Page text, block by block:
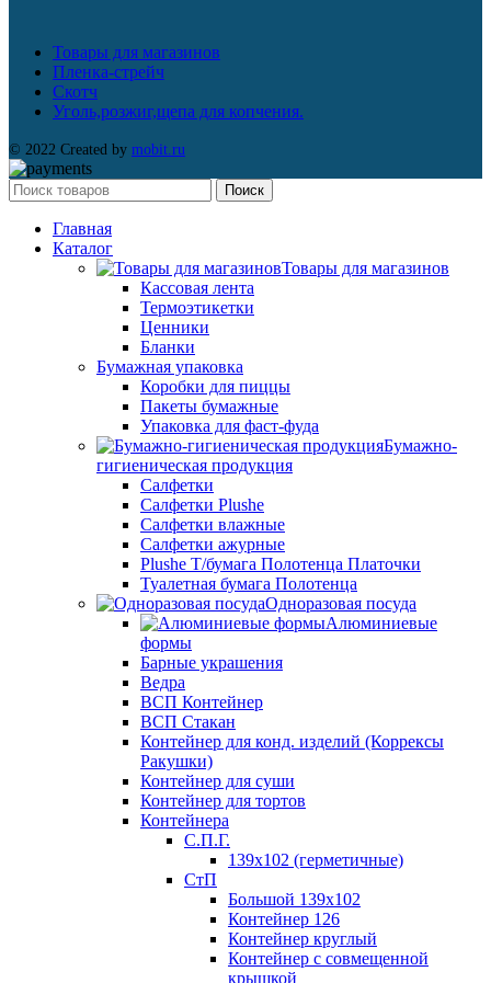
Товары для магазинов
Пленка-стрейч
Скотч
Уголь,розжиг,щепа для копчения.
© 2022 Created by mobit.ru
Поиск
Главная
Каталог
Товары для магазинов
Кассовая лента
Термоэтикетки
Ценники
Бланки
Бумажная упаковка
Коробки для пиццы
Пакеты бумажные
Упаковка для фаст-фуда
Бумажно-
гигиеническая продукция
Салфетки
Салфетки Plushe
Салфетки влажные
Салфетки ажурные
Plushe Т/бумага Полотенца Платочки
Туалетная бумага Полотенца
Одноразовая посуда
Алюминиевые
формы
Барные украшения
Ведра
ВСП Контейнер
ВСП Стакан
Контейнер для конд. изделий (Коррексы
Ракушки)
Контейнер для суши
Контейнер для тортов
Контейнера
С.П.Г.
139х102 (герметичные)
СтП
Большой 139х102
Контейнер 126
Контейнер круглый
Контейнер с совмещенной
крышкой